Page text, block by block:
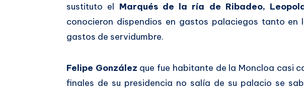
sustituto el Marqués de la ría de Ribadeo,
conocieron dispendios en gastos palaciegos tanto en
gastos de servidumbre.
Felipe González que fue habitante de la Moncloa casi
finales de su presidencia no salía de su palacio se